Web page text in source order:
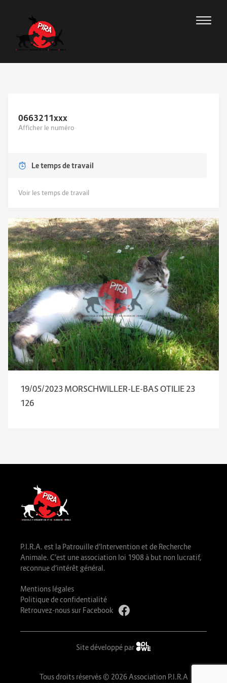
0663211xxx
Afficher le numéro
Le temps de travail
Voir les temps de travail
19/05/2023 MORSCHWILLER-LE-BAS OTILIE 23
126
P.I.R.A. est la Patrouille d’Intervention et de Recherche
Animale. C’est une association loi 1908 à but non lucratif,
reconnue d’intérêt général.
Mentions légales
Politique de confidentialité
Retrouvez-nous sur Facebook
Site développé par
Tous droits réservés © 2026 Association P.I.R.A